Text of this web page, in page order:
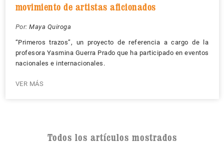
movimiento de artistas aficionados
Por: Maya Quiroga
“Primeros trazos”, un proyecto de referencia a cargo de la
profesora Yasmina Guerra Prado que ha participado en eventos
nacionales e internacionales.
VER MÁS
Todos los artículos mostrados